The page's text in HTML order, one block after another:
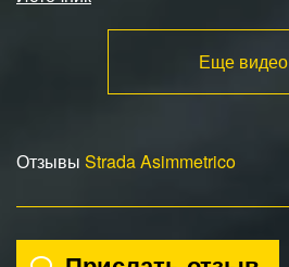
Еще видео
Отзывы Strada Asimmetrico